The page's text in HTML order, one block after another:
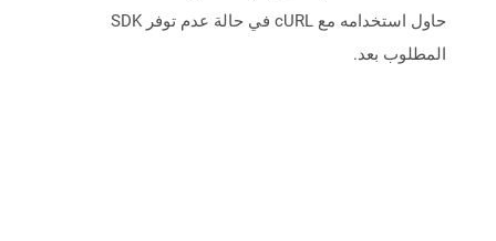
حاول استخدامه مع cURL في حالة عدم توفر SDK
المطلوب بعد.